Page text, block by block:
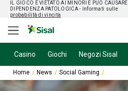
IL GIOCO È VIETATO AI MINORI E PUÒ CAUSARE
DIPENDENZA PATOLOGICA - Informati sulle
probabilità di vincita
Casino Giochi Negozi Sisal
Home News Social Gaming